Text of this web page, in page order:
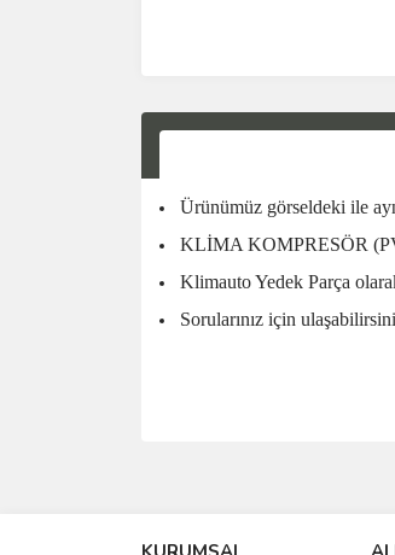
Ürünümüz görseldeki ile
KLİMA KOMPRESÖR
Klimauto Yedek Parça
Sorularınız için